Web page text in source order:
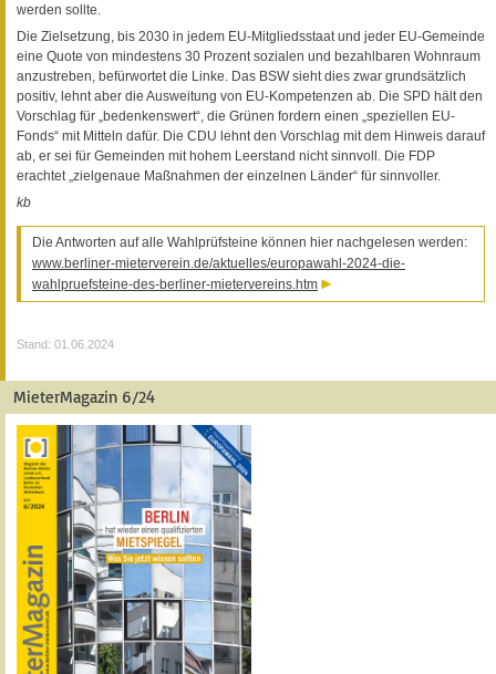
werden sollte.
Die Zielsetzung, bis 2030 in jedem EU-Mitgliedsstaat und jeder EU-Gemeinde
eine Quote von mindestens 30 Prozent sozialen und bezahlbaren Wohnraum
anzustreben, befürwortet die Linke. Das BSW sieht dies zwar grundsätzlich
positiv, lehnt aber die Ausweitung von EU-Kompetenzen ab. Die SPD hält den
Vorschlag für „bedenkenswert“, die Grünen fordern einen „speziellen EU-
Fonds“ mit Mitteln dafür. Die CDU lehnt den Vorschlag mit dem Hinweis darauf
ab, er sei für Gemeinden mit hohem Leerstand nicht sinnvoll. Die FDP
erachtet „zielgenaue Maßnahmen der einzelnen Länder“ für sinnvoller.
kb
Die Antworten auf alle Wahlprüfsteine können hier nachgelesen werden:
www.berliner-mieterverein.de/aktuelles/europawahl-2024-die-
wahlpruefsteine-des-berliner-mietervereins.htm
Stand: 01.06.2024
MieterMagazin 6/24